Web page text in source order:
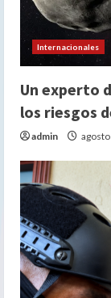
Internacionales
Un experto
los riesgos
admin